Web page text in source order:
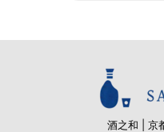
酒之和 | 京